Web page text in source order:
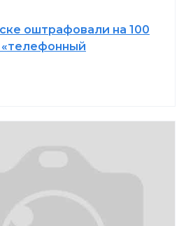
оштрафовали на 100
«телефонный